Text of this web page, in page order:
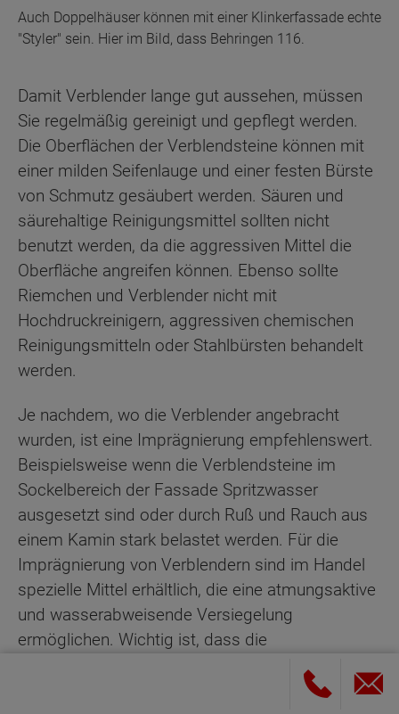
Auch Doppelhäuser können mit einer Klinkerfassade echte
"Styler" sein. Hier im Bild, dass Behringen 116.
Damit Verblender lange gut aussehen, müssen
Sie regelmäßig gereinigt und gepflegt werden.
Die Oberflächen der Verblendsteine können mit
einer milden Seifenlauge und einer festen Bürste
von Schmutz gesäubert werden. Säuren und
säurehaltige Reinigungsmittel sollten nicht
benutzt werden, da die aggressiven Mittel die
Oberfläche angreifen können. Ebenso sollte
Riemchen und Verblender nicht mit
Hochdruckreinigern, aggressiven chemischen
Reinigungsmitteln oder Stahlbürsten behandelt
werden.
Je nachdem, wo die Verblender angebracht
wurden, ist eine Imprägnierung empfehlenswert.
Beispielsweise wenn die Verblendsteine im
Sockelbereich der Fassade Spritzwasser
ausgesetzt sind oder durch Ruß und Rauch aus
einem Kamin stark belastet werden. Für die
Imprägnierung von Verblendern sind im Handel
spezielle Mittel erhältlich, die eine atmungsaktive
und wasserabweisende Versiegelung
ermöglichen. Wichtig ist, dass die
Verblendsteine vor der Imprägnierung gründlich
gereinigt werden und danach vollständig